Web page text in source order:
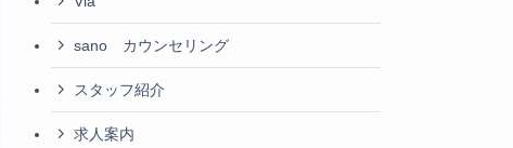
sano カウンセリング
スタッフ紹介
求人案内